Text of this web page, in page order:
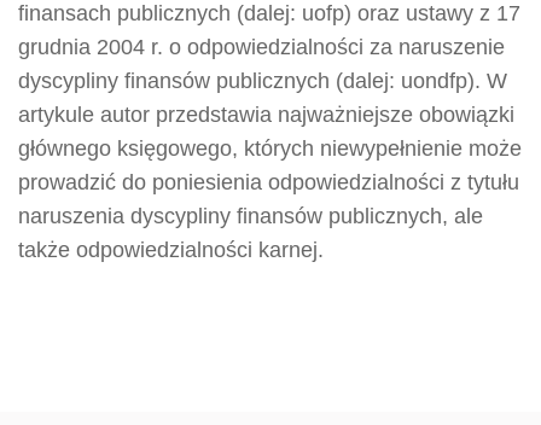
finansach publicznych (dalej: uofp) oraz ustawy z 17
grudnia 2004 r. o odpowiedzialności za naruszenie
dyscypliny finansów publicznych (dalej: uondfp). W
artykule autor przedstawia najważniejsze obowiązki
głównego księgowego, których niewypełnienie może
prowadzić do poniesienia odpowiedzialności z tytułu
naruszenia dyscypliny finansów publicznych, ale
także odpowiedzialności karnej.